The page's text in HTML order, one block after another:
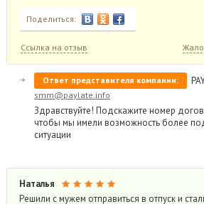
Поделиться:
Ссылка на отзыв
Ответ представителя компании:
smm@paylate.info
Здравствуйте! Подскажите номер
чтобы мы имели возможность более
ситуации
Наталья
Решили с мужем отправиться в отпуск и